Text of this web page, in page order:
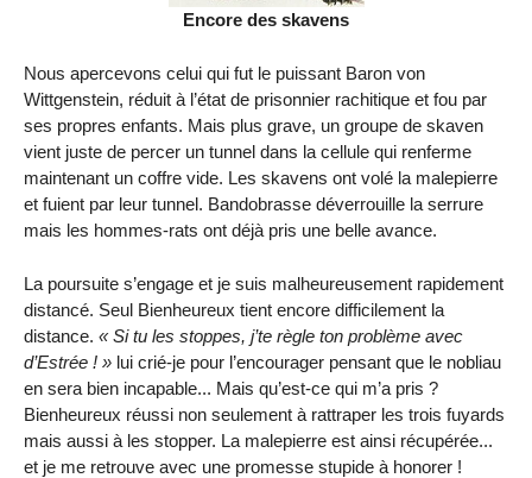
Encore des skavens
Nous apercevons celui qui fut le puissant Baron von
Wittgenstein, réduit à l’état de prisonnier rachitique et fou par
ses propres enfants. Mais plus grave, un groupe de skaven
vient juste de percer un tunnel dans la cellule qui renferme
maintenant un coffre vide. Les skavens ont volé la malepierre
et fuient par leur tunnel. Bandobrasse déverrouille la serrure
mais les hommes-rats ont déjà pris une belle avance.
La poursuite s’engage et je suis malheureusement rapidement
distancé. Seul Bienheureux tient encore difficilement la
distance. « Si tu les stoppes, j’te règle ton problème avec
d’Estrée ! » lui crié-je pour l’encourager pensant que le nobliau
en sera bien incapable... Mais qu’est-ce qui m’a pris ?
Bienheureux réussi non seulement à rattraper les trois fuyards
mais aussi à les stopper. La malepierre est ainsi récupérée...
et je me retrouve avec une promesse stupide à honorer !